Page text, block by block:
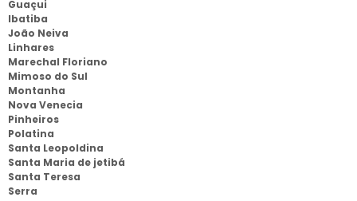
Guaçui
Ibatiba
João Neiva
Linhares
Marechal Floriano
Mimoso do Sul
Montanha
Nova Venecia
Pinheiros
Polatina
Santa Leopoldina
Santa Maria de jetibá
Santa Teresa
Serra